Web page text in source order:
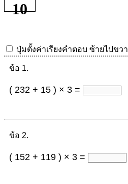
10
ปุ่มตั้งค่าเรียงคำตอบ ซ้ายไปขวา
ข้อ 1.
( 232 + 15 ) × 3 =
ข้อ 2.
( 152 + 119 ) × 3 =